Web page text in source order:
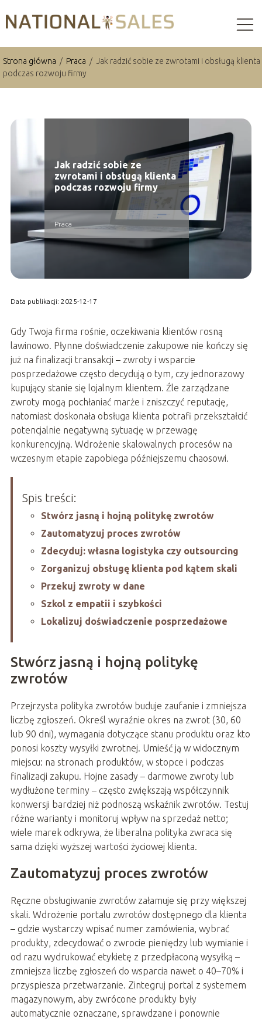
Strona główna / Praca / Jak radzić sobie ze zwrotami i obsługą klienta
podczas rozwoju firmy
Jak radzić sobie ze
zwrotami i obsługą klienta
podczas rozwoju firmy
Praca
Data publikacji: 2025-12-17
Gdy Twoja firma rośnie, oczekiwania klientów rosną
lawinowo. Płynne doświadczenie zakupowe nie kończy się
już na finalizacji transakcji – zwroty i wsparcie
posprzedażowe często decydują o tym, czy jednorazowy
kupujący stanie się lojalnym klientem. Źle zarządzane
zwroty mogą pochłaniać marże i zniszczyć reputację,
natomiast doskonała obsługa klienta potrafi przekształcić
potencjalnie negatywną sytuację w przewagę
konkurencyjną. Wdrożenie skalowalnych procesów na
wczesnym etapie zapobiega późniejszemu chaosowi.
Spis treści:
Stwórz jasną i hojną politykę zwrotów
Zautomatyzuj proces zwrotów
Zdecyduj: własna logistyka czy outsourcing
Zorganizuj obsługę klienta pod kątem skali
Przekuj zwroty w dane
Szkol z empatii i szybkości
Lokalizuj doświadczenie posprzedażowe
Stwórz jasną i hojną politykę
zwrotów
Przejrzysta polityka zwrotów buduje zaufanie i zmniejsza
liczbę zgłoszeń. Określ wyraźnie okres na zwrot (30, 60
lub 90 dni), wymagania dotyczące stanu produktu oraz kto
ponosi koszty wysyłki zwrotnej. Umieść ją w widocznym
miejscu: na stronach produktów, w stopce i podczas
finalizacji zakupu. Hojne zasady – darmowe zwroty lub
wydłużone terminy – często zwiększają współczynnik
konwersji bardziej niż podnoszą wskaźnik zwrotów. Testuj
różne warianty i monitoruj wpływ na sprzedaż netto;
wiele marek odkrywa, że liberalna polityka zwraca się
sama dzięki wyższej wartości życiowej klienta.
Zautomatyzuj proces zwrotów
Ręczne obsługiwanie zwrotów załamuje się przy większej
skali. Wdrożenie portalu zwrotów dostępnego dla klienta
– gdzie wystarczy wpisać numer zamówienia, wybrać
produkty, zdecydować o zwrocie pieniędzy lub wymianie i
od razu wydrukować etykietę z przedpłaconą wysyłką –
zmniejsza liczbę zgłoszeń do wsparcia nawet o 40–70% i
przyspiesza przetwarzanie. Zintegruj portal z systemem
magazynowym, aby zwrócone produkty były
automatycznie oznaczane, sprawdzane i ponownie